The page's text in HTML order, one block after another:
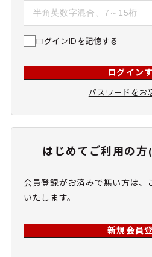
ログインIDを記憶する
ログイン
パスワードをお
はじめてご利用の
会員登録がお済みで無い方は、
いたします。
新規会員